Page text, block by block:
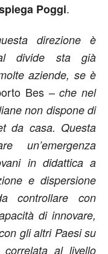
Poggi.
direzione è
divide sta già
aziende, se è
Bes –che nel
non dispone di
da casa. Questa
un’emergenza
in didattica a
e dispersione
controllare con
di innovare,
gli altri Paesi su
al livello